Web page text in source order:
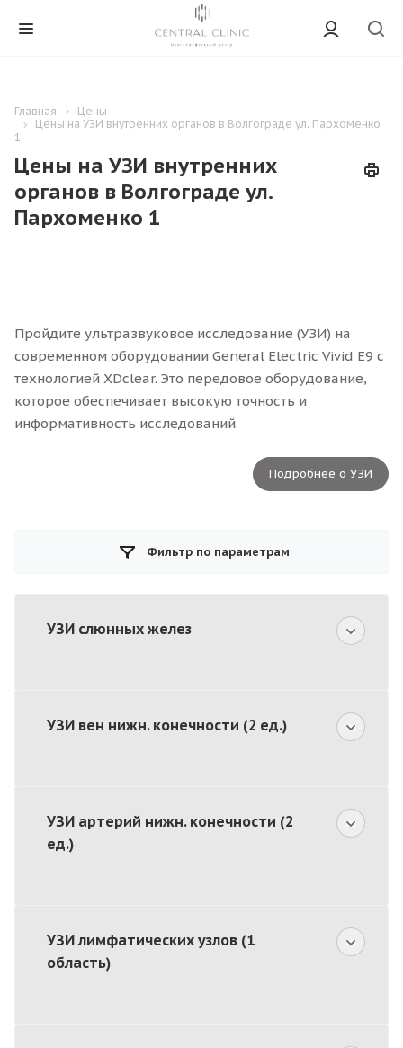
Главная
Цены
Цены на УЗИ внутренних органов в Волгограде ул. Пархоменко
1
Цены на УЗИ внутренних
органов в Волгограде ул.
Пархоменко 1
Пройдите ультразвуковое исследование (УЗИ) на
современном оборудовании General Electric Vivid E9 с
технологией XDclear. Это передовое оборудование,
которое обеспечивает высокую точность и
информативность исследований.
Подробнее о УЗИ
Фильтр по параметрам
УЗИ слюнных желез
УЗИ вен нижн. конечности (2 ед.)
УЗИ артерий нижн. конечности (2
ед.)
УЗИ лимфатических узлов (1
область)